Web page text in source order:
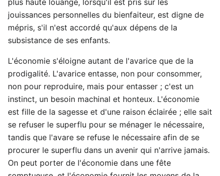
jouissances personnelles du bienfaiteur, est digne de
mépris, s'il n'est accordé qu'aux dépens de la
subsistance de ses enfants.
L'économie s'éloigne autant de l'avarice que de la
prodigalité. L'avarice entasse, non pour consommer,
non pour reproduire, mais pour entasser ; c'est un
instinct, un besoin machinal et honteux. L'économie
est fille de la sagesse et d'une raison éclairée ; elle sait
se refuser le superflu pour se ménager le nécessaire,
tandis que l'avare se refuse le nécessaire afin de se
procurer le superflu dans un avenir qui n'arrive jamais.
On peut porter de l'économie dans une fête